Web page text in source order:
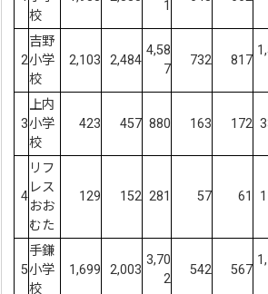
校
1
2
吉野
小学
校
2,103 2,484
4,58
7
732 817
3
上内
小学
校
423 457 880 163 172
4
リフ
レス
おお
むた
129 152 281 57 61
5
手鎌
小学
校
1,699 2,003
3,70
2
542 567